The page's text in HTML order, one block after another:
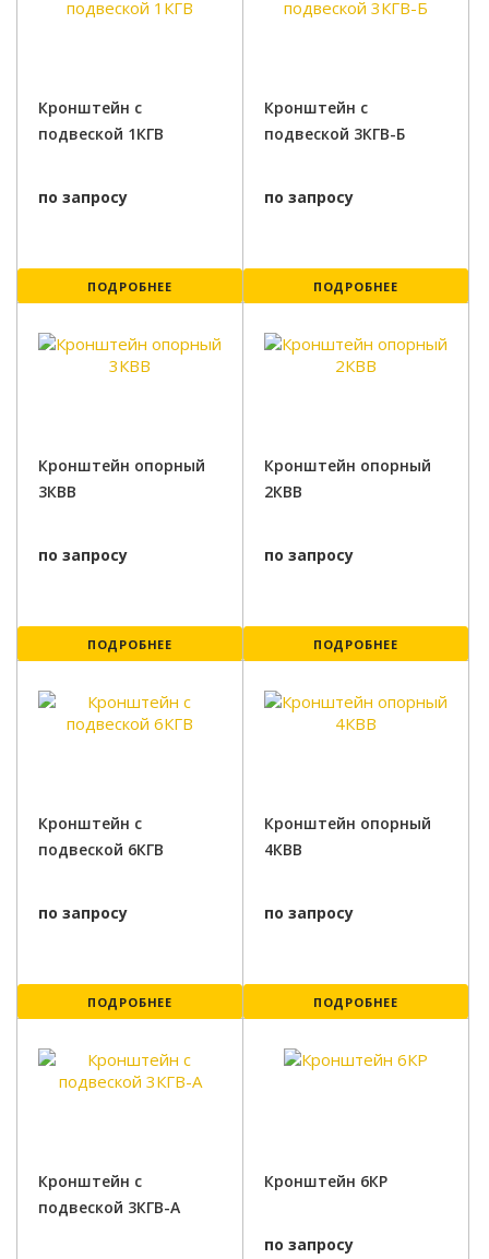
Кронштейн с
подвеской 1КГВ
по запросу
ПОДРОБНЕЕ
Кронштейн с
подвеской 3КГВ-Б
по запросу
ПОДРОБНЕЕ
Кронштейн опорный
3КВВ
по запросу
ПОДРОБНЕЕ
Кронштейн опорный
2КВВ
по запросу
ПОДРОБНЕЕ
Кронштейн с
подвеской 6КГВ
по запросу
ПОДРОБНЕЕ
Кронштейн опорный
4КВВ
по запросу
ПОДРОБНЕЕ
Кронштейн с
подвеской 3КГВ-А
Кронштейн 6КР
по запросу